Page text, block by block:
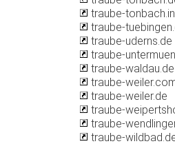
traube-
traube-
traube-uderns.de
traube-
traube-waldau.de
traube-
traube-weiler.de
traube-
traube-
traube-